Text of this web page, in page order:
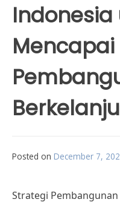
Posted on December 7,
Strategi